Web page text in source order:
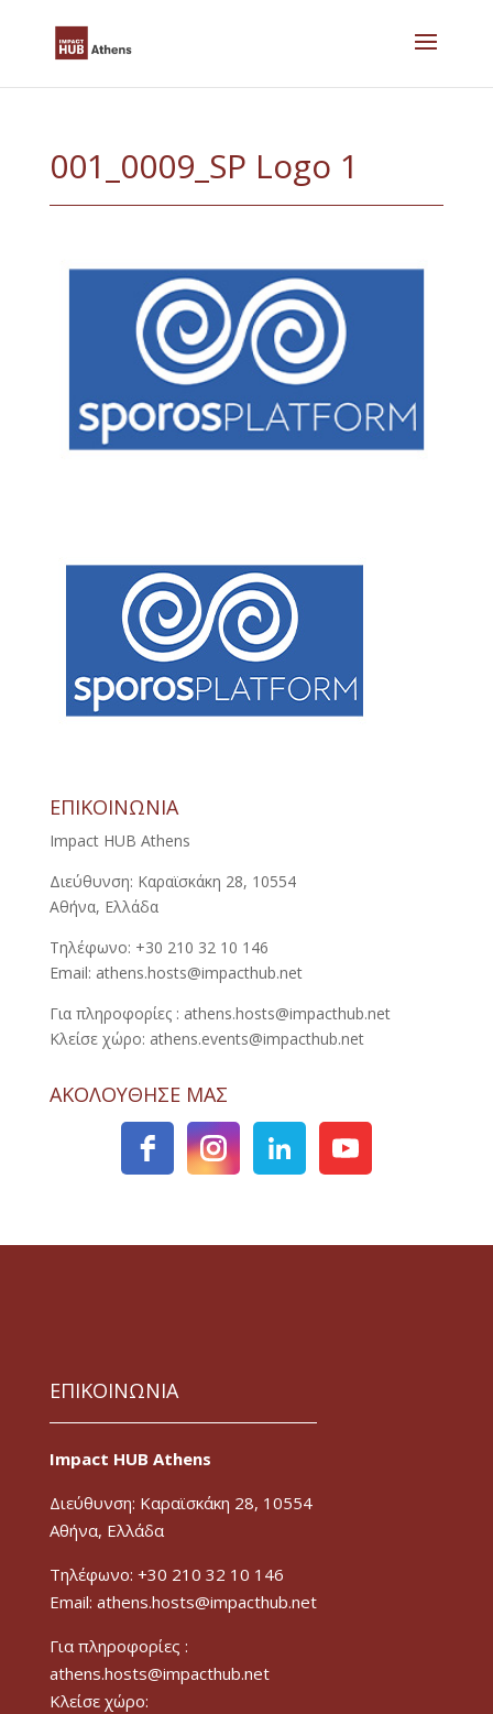
001_0009_SP Logo 1
ΕΠΙΚΟΙΝΩΝΙΑ
Impact HUB Athens
Διεύθυνση: Καραϊσκάκη 28, 10554
Αθήνα, Ελλάδα
Τηλέφωνο: +30 210 32 10 146
Email: athens.hosts@impacthub.net
Για πληροφορίες : athens.hosts@impacthub.net
Κλείσε χώρο: athens.events@impacthub.net
ΑΚΟΛΟΥΘΗΣΕ ΜΑΣ
ΕΠΙΚΟΙΝΩΝΙΑ
Impact HUB Athens
Διεύθυνση: Καραϊσκάκη 28, 10554
Αθήνα, Ελλάδα
Τηλέφωνο: +30 210 32 10 146
Email: athens.hosts@impacthub.net
Για πληροφορίες :
athens.hosts@impacthub.net
Κλείσε χώρο: